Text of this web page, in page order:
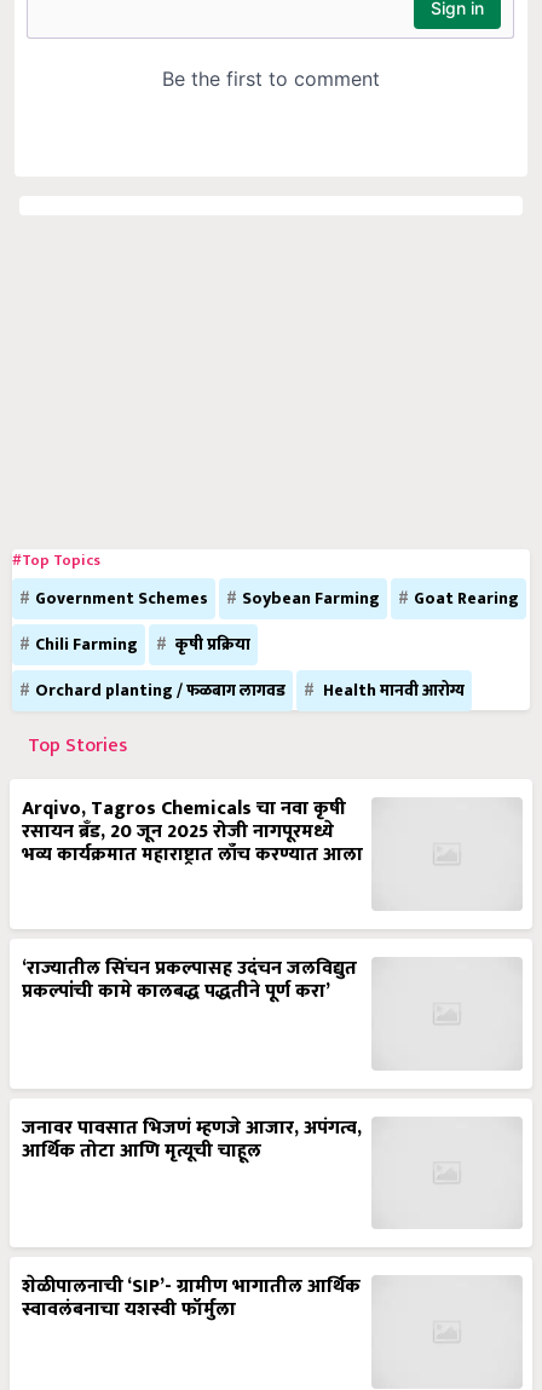
#Top Topics
Government Schemes Soybean Farming
Goat Rearing
Chili Farming
कृषी प्रक्रिया
Orchard planting / फळबाग लागवड
Health मानवी आरोग्य
Top Stories
Arqivo, Tagros Chemicals चा नवा कृषी
रसायन ब्रँड, 20 जून 2025 रोजी नागपूरमध्ये
भव्य कार्यक्रमात महाराष्ट्रात लाँच करण्यात आला
‘राज्यातील सिंचन प्रकल्पासह उदंचन जलविद्युत
प्रकल्पांची कामे कालबद्ध पद्धतीने पूर्ण करा’
जनावर पावसात भिजणं म्हणजे आजार, अपंगत्व,
आर्थिक तोटा आणि मृत्यूची चाहूल
शेळीपालनाची ‘SIP’- ग्रामीण भागातील आर्थिक
स्वावलंबनाचा यशस्वी फॉर्मुला